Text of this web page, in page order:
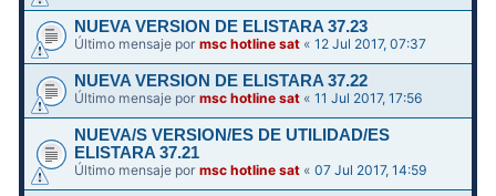
NUEVA VERSION DE ELISTARA 37.23
Último mensaje pormsc hotline sat «12 Jul 2017, 07:37
NUEVA VERSION DE ELISTARA 37.22
Último mensaje pormsc hotline sat «11 Jul 2017, 17:56
NUEVA/S VERSION/ES DE UTILIDAD/ES
ELISTARA 37.21
Último mensaje pormsc hotline sat «07 Jul 2017, 14:59